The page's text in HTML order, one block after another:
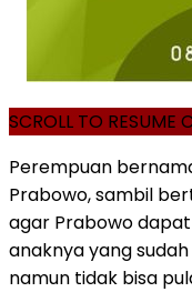
SCROLL TO RESUME
Perempuan
Prabowo, sambil
agar Prabowo
anaknya yang
namun tidak bisa